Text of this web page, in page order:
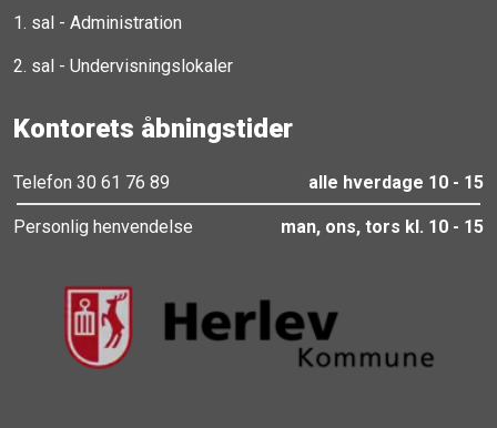
1. sal - Administration
2. sal - Undervisningslokaler
Kontorets åbningstider
Telefon 30 61 76 89 alle hverdage 10 - 15
Personlig henvendelse man, ons, tors kl. 10 - 15